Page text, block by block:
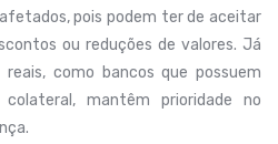
pois podem ter de aceitar
ou reduções de valores. Já
como bancos que possuem
mantêm prioridade no